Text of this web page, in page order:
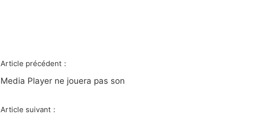
Article précédent：
Media Player ne jouera pas son
Article suivant：